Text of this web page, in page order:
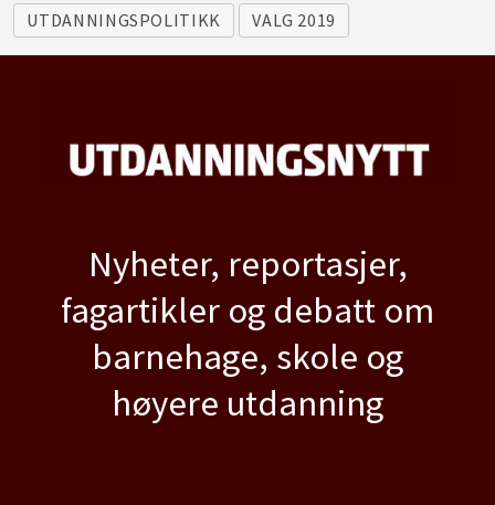
UTDANNINGSPOLITIKK
VALG 2019
Nyheter, reportasjer,
fagartikler og debatt om
barnehage, skole og
høyere utdanning